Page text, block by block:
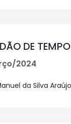
DE
2024
da Silva Araújo